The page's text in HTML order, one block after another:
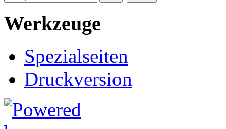
Werkzeuge
Spezialseiten
Druckversion